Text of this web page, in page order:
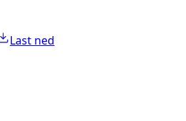
Last ned